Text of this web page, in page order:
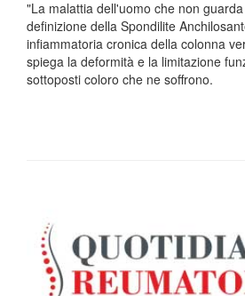
"La malattia dell'uomo che non
definizione della Spondilite
infiammatoria cronica della colonna
spiega la deformità e la limitazione
sottoposti coloro che ne soffrono.